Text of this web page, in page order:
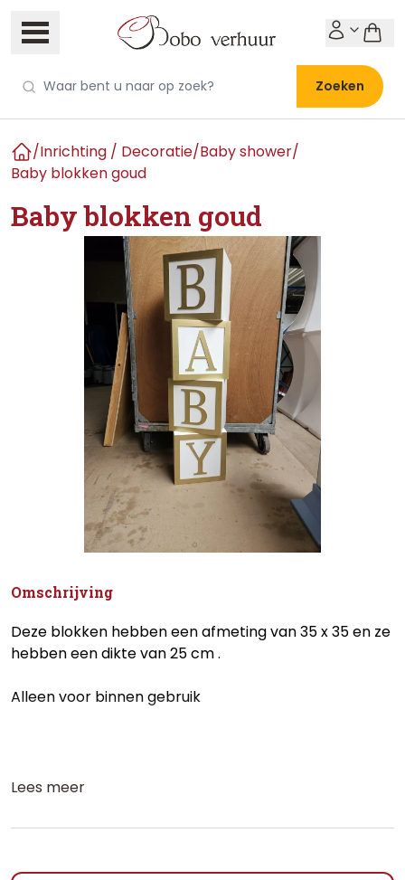
Zoeken
Home
/Inrichting / Decoratie/Baby shower/
Baby blokken goud
Baby blokken goud
Omschrijving
Deze blokken hebben een afmeting van 35 x 35 en ze
hebben een dikte van 25 cm .
Alleen voor binnen gebruik
Lees meer